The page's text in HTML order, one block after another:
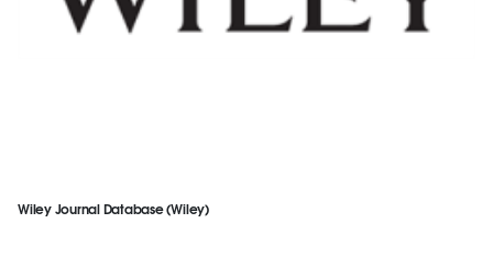
Wiley Journal Database (Wiley)